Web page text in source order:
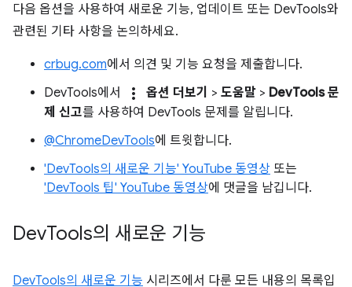
다음 옵션을 사용하여 새로운 기능, 업데이트 또는 DevTools와
관련된 기타 사항을 논의하세요.
crbug.com에서 의견 및 기능 요청을 제출합니다.
DevTools에서
more_vert 옵션 더보기 > 도움말 > DevTools 문
제 신고를 사용하여 DevTools 문제를 알립니다.
@ChromeDevTools에 트윗합니다.
'DevTools의 새로운 기능' YouTube 동영상 또는
'DevTools 팁' YouTube 동영상에 댓글을 남깁니다.
DevTools의 새로운 기능
DevTools의 새로운 기능 시리즈에서 다룬 모든 내용의 목록입